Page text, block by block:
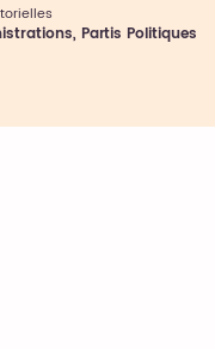
Partis Politiques